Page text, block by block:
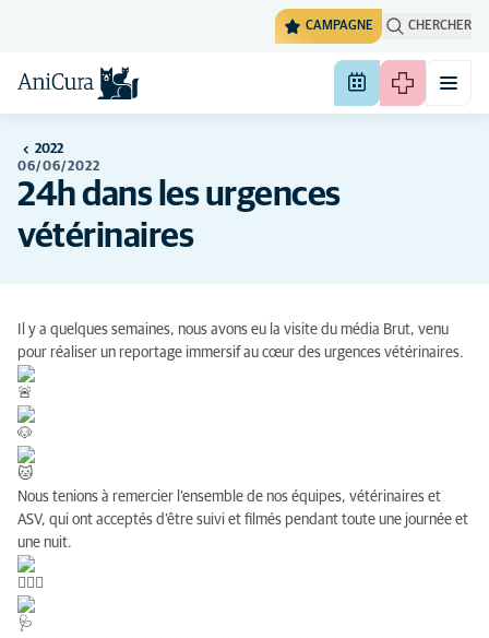
CAMPAGNE CHERCHER
2022
06/06/2022
24h dans les urgences
vétérinaires
Il y a quelques semaines, nous avons eu la visite du média Brut, venu
pour réaliser un reportage immersif au cœur des urgences vétérinaires.
Nous tenions à remercier l’ensemble de nos équipes, vétérinaires et
ASV, qui ont acceptés d’être suivi et filmés pendant toute une journée et
une nuit.